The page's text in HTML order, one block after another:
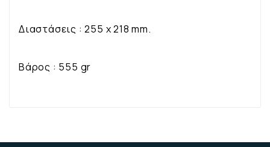
Διαστάσεις : 255 x 218 mm.
Βάρος : 555 gr